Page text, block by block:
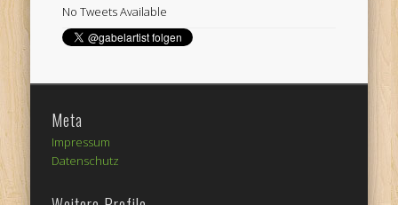
No Tweets Available
Meta
Impressum
Datenschutz